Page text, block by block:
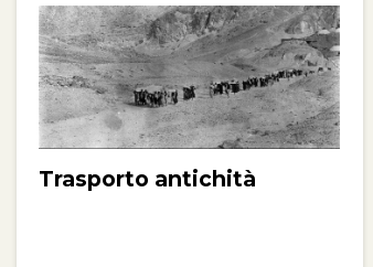
Trasporto antichità